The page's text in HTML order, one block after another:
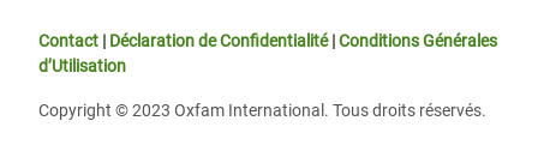
Contact | Déclaration de Confidentialité|Conditions Générales
d’Utilisation
Copyright © 2023 Oxfam International. Tous droits réservés.